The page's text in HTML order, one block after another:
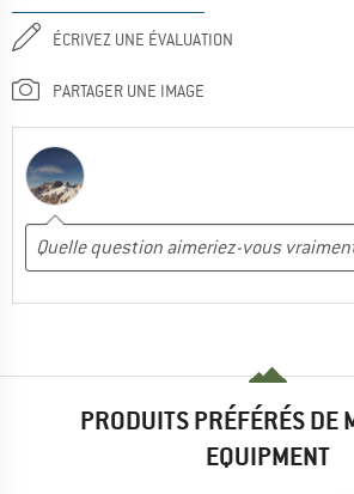
ÉCRIVEZ UNE ÉVALUATION
PARTAGER UNE IMAGE
PRODUITS PRÉFÉRÉS DE
EQUIPMENT